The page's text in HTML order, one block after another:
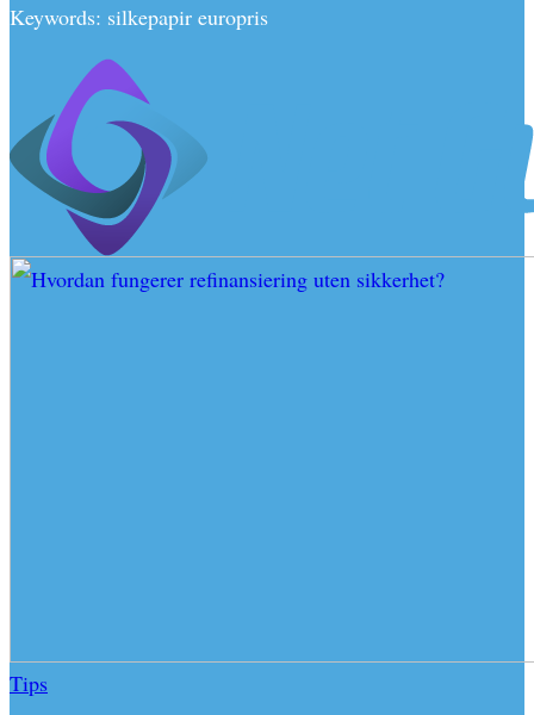
Keywords: silkepapir europris
Tips